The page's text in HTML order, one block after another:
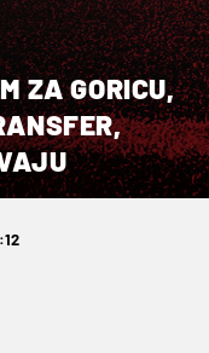
ZA GORICU,